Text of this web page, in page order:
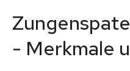
- Merkmale